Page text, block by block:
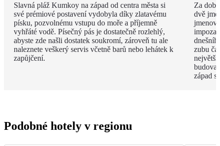
Slavná pláž Kumkoy na západ od centra města si
své prémiové postavení vydobyla díky zlatavému
písku, pozvolnému vstupu do moře a příjemně
vyhřáté vodě. Písečný pás je dostatečně rozlehlý,
abyste zde našli dostatek soukromí, zároveň tu ale
naleznete veškerý servis včetně barů nebo lehátek k
zapůjčení.
Za dob
dvě
zubu
největší
budova
západ
Podobné hotely v regionu